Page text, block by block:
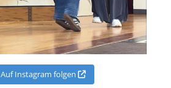
Auf Instagram folgen